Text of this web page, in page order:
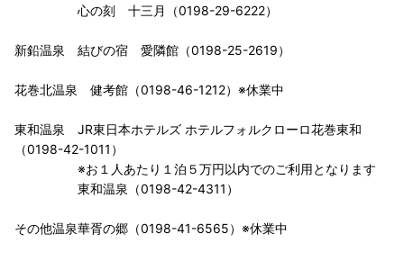
心の刻 十三月（0198-29-6222）
新鉛温泉 結びの宿 愛隣館（0198-25-2619）
花巻北温泉 健考館（0198-46-1212）※休業中
東和温泉 JR東日本ホテルズ ホテルフォルクローロ花巻東和
（0198-42-1011）
※お１人あたり１泊５万円以内でのご利用となります
東和温泉（0198-42-4311）
その他温泉華胥の郷（0198-41-6565）※休業中